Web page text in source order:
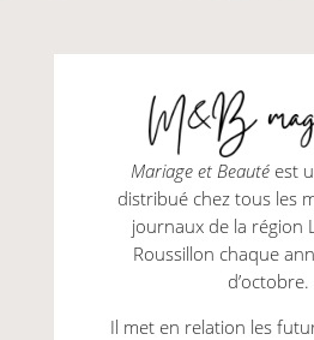
Mariage et Beautéest
distribué chez tous les
journaux de la région
Roussillon chaque
d’octobre.
Il met en relation les